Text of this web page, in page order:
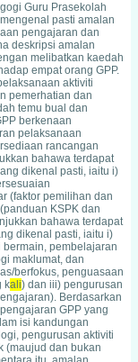
Guru Prasekolah
pasti amalan
pengajaran dan
deskripsi amalan
melibatkan kaedah
empat orang GPP.
aktiviti
pemerhatian dan
temu bual dan
berkenaan
pelaksanaan
rancangan
bahawa terdapat
dikenal pasti, iaitu i)
(faktor pemilihan dan
KSPK dan
bahawa terdapat
dikenal pasti, iaitu i)
pembelajaran
maklumat, dan
berfokus, penguasaan
kali) dan iii) pengurusan
Berdasarkan
GPP yang
isi kandungan
pengurusan aktiviti
(maujud dan bukan